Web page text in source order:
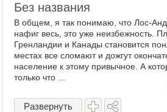
Без названия
В общем, я так понимаю, что Лос-
нафиг весь, это уже неизбежность.
Гренландии и Канады становится
местах все сломают и дожгут
население к этому привычное. А
только что ...
Развернуть